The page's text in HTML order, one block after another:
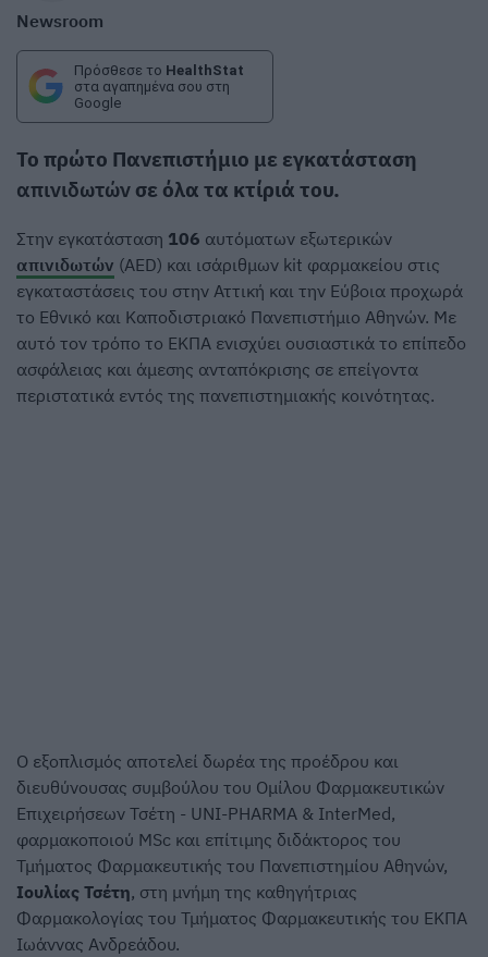
Newsroom
Πρόσθεσε το HealthStat
στα αγαπημένα σου στη
Google
Το πρώτο Πανεπιστήμιο με εγκατάσταση
απινιδωτών σε όλα τα κτίριά του.
Στην εγκατάσταση 106 αυτόματων εξωτερικών
απινιδωτών (AED) και ισάριθμων kit φαρμακείου στις
εγκαταστάσεις του στην Αττική και την Εύβοια προχωρά
το Εθνικό και Καποδιστριακό Πανεπιστήμιο Αθηνών. Με
αυτό τον τρόπο το ΕΚΠΑ ενισχύει ουσιαστικά το επίπεδο
ασφάλειας και άμεσης ανταπόκρισης σε επείγοντα
περιστατικά εντός της πανεπιστημιακής κοινότητας.
Ο εξοπλισμός αποτελεί δωρέα της προέδρου και
διευθύνουσας συμβούλου του Ομίλου Φαρμακευτικών
Επιχειρήσεων Τσέτη - UNI-PΗARMA & InterMed,
φαρμακοποιού MSc και επίτιμης διδάκτορος του
Τμήματος Φαρμακευτικής του Πανεπιστημίου Αθηνών,
Ιουλίας Τσέτη, στη μνήμη της καθηγήτριας
Φαρμακολογίας του Τμήματος Φαρμακευτικής του ΕΚΠΑ
Ιωάννας Ανδρεάδου.